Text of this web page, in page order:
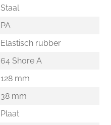
Staal
PA
Elastisch rubber
64 Shore A
128 mm
38 mm
Plaat